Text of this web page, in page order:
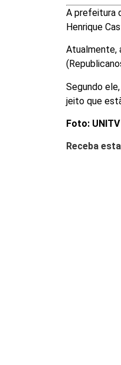
A prefeitura
Henrique
Atualmente,
Segundo
jeito que
Foto: UNITV
Receba